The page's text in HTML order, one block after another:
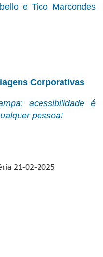
e Tico Marcondes
Corporativas
acessibilidade é
pessoa!
21-02-2025